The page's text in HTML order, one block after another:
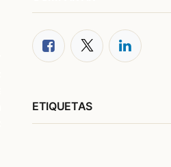
ETIQUETAS